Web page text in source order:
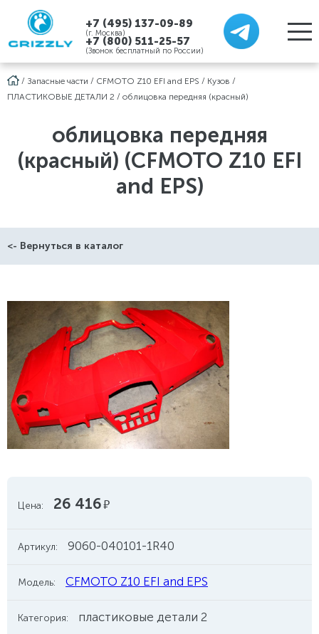
+7 (495) 137-09-89
(г. Москва)
+7 (800) 511-25-57
(Звонок бесплатный по России)
/ Запасные части / CFMOTO Z10 EFI and EPS / Кузов /
ПЛАСТИКОВЫЕ ДЕТАЛИ 2 / облицовка передняя (красный)
облицовка передняя
(красный) (CFMOTO Z10 EFI
and EPS)
<- Вернуться в каталог
Цена: 26 416руб.
Артикул: 9060-040101-1R40
Модель: CFMOTO Z10 EFI and EPS
Категория: пластиковые детали 2